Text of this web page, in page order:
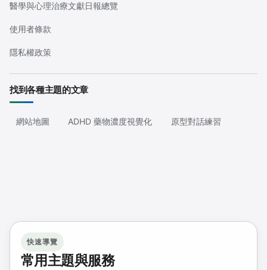
醫學與心理治療文獻日報總覽
使用者條款
隱私權政策
找到各種主題的文章
網站地圖 ADHD 藥物濃度視覺化 原型對話練習
快速導覽
常用主題與服務